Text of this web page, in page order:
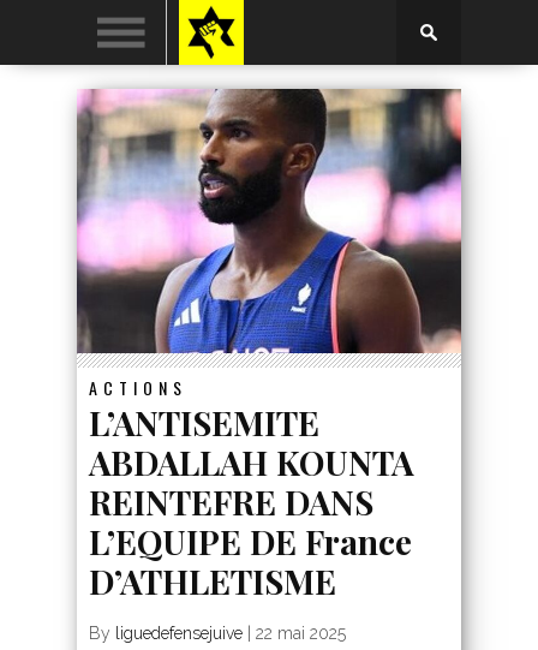
ACTIONS
L’ANTISEMITE
ABDALLAH KOUNTA
REINTEFRE DANS
L’EQUIPE DE France
D’ATHLETISME
By liguedefensejuive 22 mai 2025